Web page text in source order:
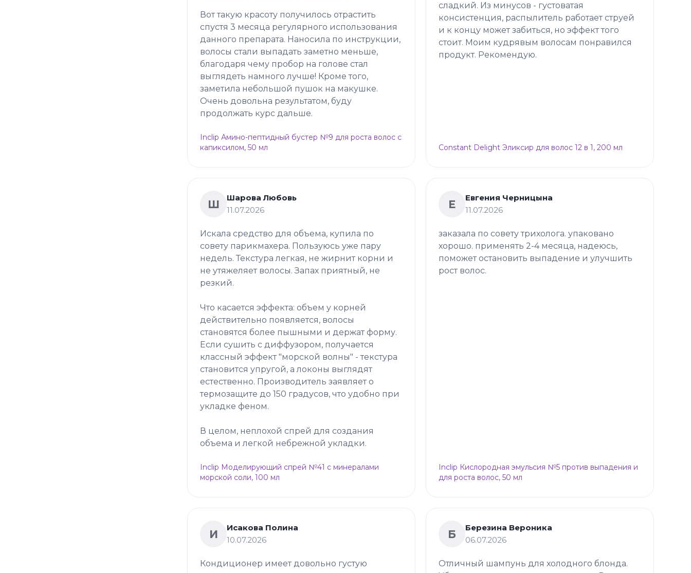
Вот такую красоту получилось отрастить
спустя 3 месяца регулярного использования
данного препарата. Наносила по инструкции,
волосы стали выпадать заметно меньше,
благодаря чему пробор на голове стал
выглядеть намного лучше! Кроме того,
заметила небольшой пушок на макушке.
Очень довольна результатом, буду
продолжать курс дальше.
Inclip Амино-пептидный бустер №9 для роста волос с
капиксилом, 50 мл
сладкий. Из минусов - густоватая
консистенция, распылитель работает струей
и к концу может забиться, но эффект того
стоит. Моим кудрявым волосам понравился
продукт. Рекомендую.
Constant Delight Эликсир для волос 12 в 1, 200 мл
Ш
Шарова Любовь
11.07.2026
Искала средство для объема, купила по
совету парикмахера. Пользуюсь уже пару
недель. Текстура легкая, не жирнит корни и
не утяжеляет волосы. Запах приятный, не
резкий.
Что касается эффекта: объем у корней
действительно появляется, волосы
становятся более пышными и держат форму.
Если сушить с диффузором, получается
классный эффект "морской волны" - текстура
становится упругой, а локоны выглядят
естественно. Производитель заявляет о
термозащите до 150 градусов, что удобно при
укладке феном.
В целом, неплохой спрей для создания
объема и легкой небрежной укладки.
Inclip Моделирующий спрей №41 с минералами
морской соли, 100 мл
Е
Евгения Черницына
11.07.2026
заказала по совету трихолога. упаковано
хорошо. применять 2-4 месяца, надеюсь,
поможет остановить выпадение и улучшить
рост волос.
Inclip Кислородная эмульсия №5 против выпадения и
для роста волос, 50 мл
И
Исакова Полина
10.07.2026
Кондиционер имеет довольно густую
Б
Березина Вероника
06.07.2026
Отличный шампунь для холодного блонда.